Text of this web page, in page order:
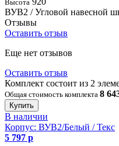
Высота
ВУВ2 / Угловой навесной
Отзывы
Оставить отзыв
Еще нет отзывов
Оставить отзыв
Комплект состоит из 2
Общая стоимость комплекта 8
Купить
В наличии
Корпус: ВУВ2/Белый / Текс
5 797 р